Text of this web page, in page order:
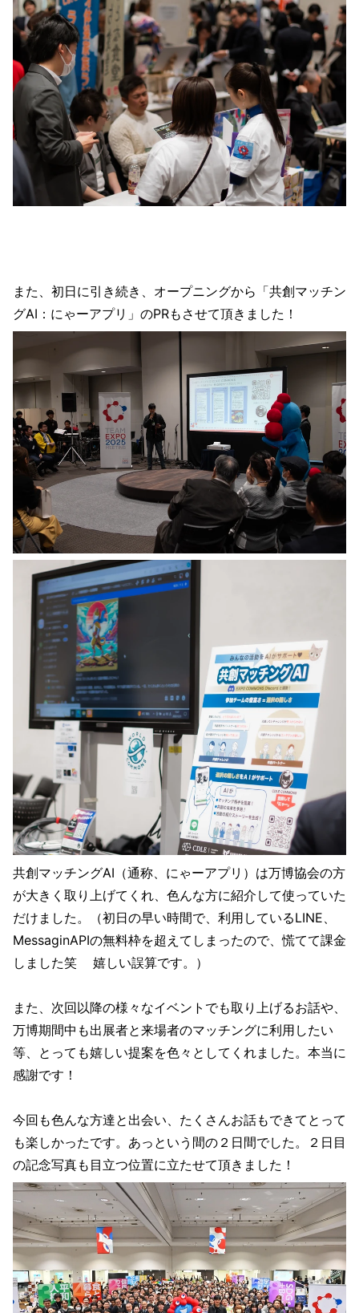
また、初日に引き続き、オープニングから「共創マッチン
グAI：にゃーアプリ」のPRもさせて頂きました！
共創マッチングAI（通称、にゃーアプリ）は万博協会の方
が大きく取り上げてくれ、色んな方に紹介して使っていた
だけました。（初日の早い時間で、利用しているLINE、
MessaginAPIの無料枠を超えてしまったので、慌てて課金
しました笑 嬉しい誤算です。）
また、次回以降の様々なイベントでも取り上げるお話や、
万博期間中も出展者と来場者のマッチングに利用したい
等、とっても嬉しい提案を色々としてくれました。本当に
感謝です！
今回も色んな方達と出会い、たくさんお話もできてとって
も楽しかったです。あっという間の２日間でした。２日目
の記念写真も目立つ位置に立たせて頂きました！